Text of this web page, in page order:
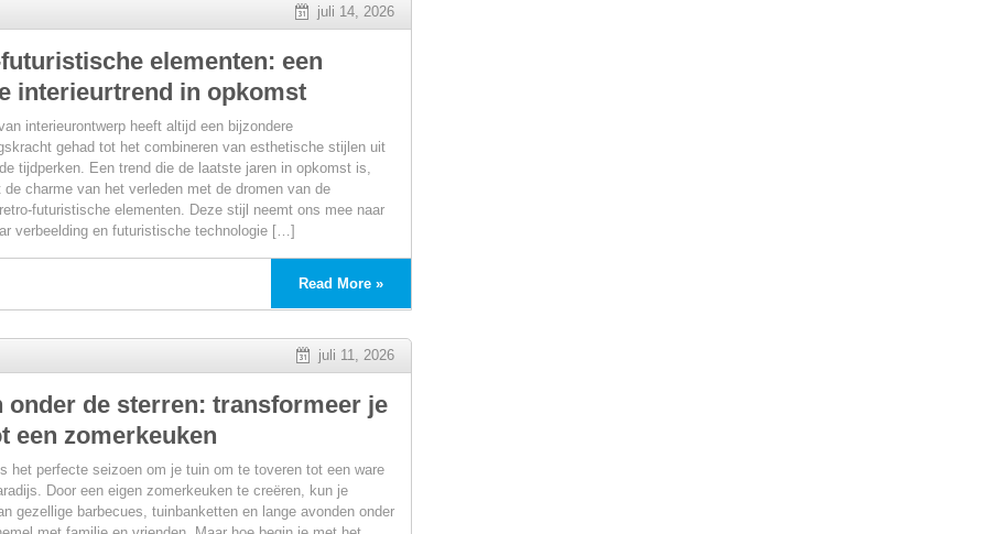
juli 14, 2026
elementen: een
interieurtrend in opkomst
interieurontwerp heeft altijd een bijzondere
gehad tot het combineren van esthetische stijlen uit
tijdperken. Een trend die de laatste jaren in opkomst is,
de charme van het verleden met de dromen van de
futuristische elementen. Deze stijl neemt ons mee naar
verbeelding en futuristische technologie […]
Read More »
juli 11, 2026
onder de sterren: transformeer je
een zomerkeuken
het perfecte seizoen om je tuin om te toveren tot een ware
Door een eigen zomerkeuken te creëren, kun je
gezellige barbecues, tuinbanketten en lange avonden onder